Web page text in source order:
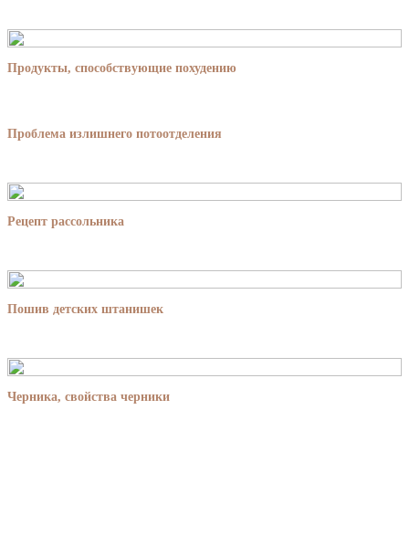
Продукты, способствующие похудению
Проблема излишнего потоотделения
Рецепт рассольника
Пошив детских штанишек
Черника, свойства черники